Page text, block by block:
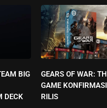
BIG
DECK
GEARS OF WAR:
GAME
RILIS